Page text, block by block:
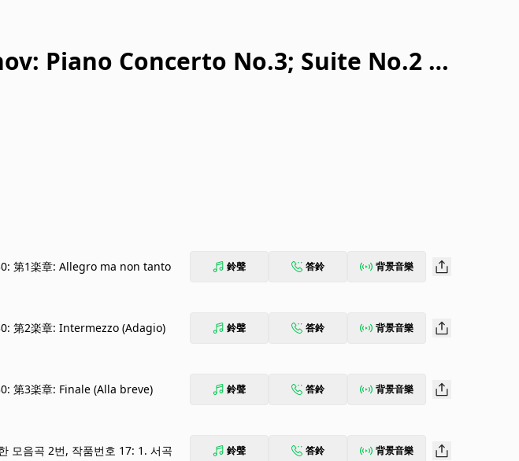
Piano Concerto No.3; Suite No.2 fo
第1楽章: Allegro ma non tanto 鈴聲 答鈴 背景音樂
第2楽章: Intermezzo (Adagio) 鈴聲 答鈴 背景音樂
第3楽章: Finale (Alla breve) 鈴聲 答鈴 背景音樂
모음곡 2번, 작품번호 17: 1. 서곡 鈴聲 答鈴 背景音樂